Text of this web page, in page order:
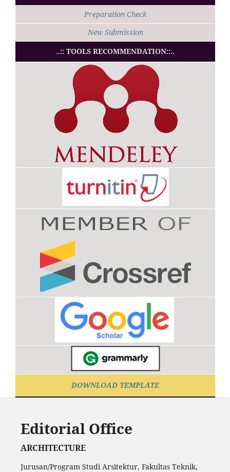
Preparation Check
New Submission
..:: TOOLS RECOMMENDATION::..
DOWNLOAD TEMPLATE
Editorial Office
ARCHITECTURE
Jurusan/Program Studi Arsitektur, Fakultas Teknik,